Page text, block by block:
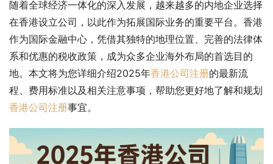
随着全球经济一体化的深入发展，越来越多的内地企业选择
在香港设立公司，以此作为拓展国际业务的重要平台。香港
作为国际金融中心，凭借其独特的地理位置、完善的法律体
系和优惠的税收政策，成为众多企业海外布局的首选目的
地。本文将为您详细介绍2025年香港公司注册的最新流
程、费用标准以及相关注意事项，帮助您更好地了解和规划
香港公司注册事宜。